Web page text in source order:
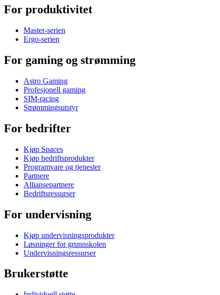
For produktivitet
Master-serien
Ergo-serien
For gaming og strømming
Astro Gaming
Profesjonell gaming
SIM-racing
Strømmingsutstyr
For bedrifter
Kjøp Spaces
Kjøp bedriftsprodukter
Programvare og tjenester
Partnere
Alliansepartnere
Bedriftsressurser
For undervisning
Kjøp undervisningsprodukter
Løsninger for grunnskolen
Undervisningsressurser
Brukerstøtte